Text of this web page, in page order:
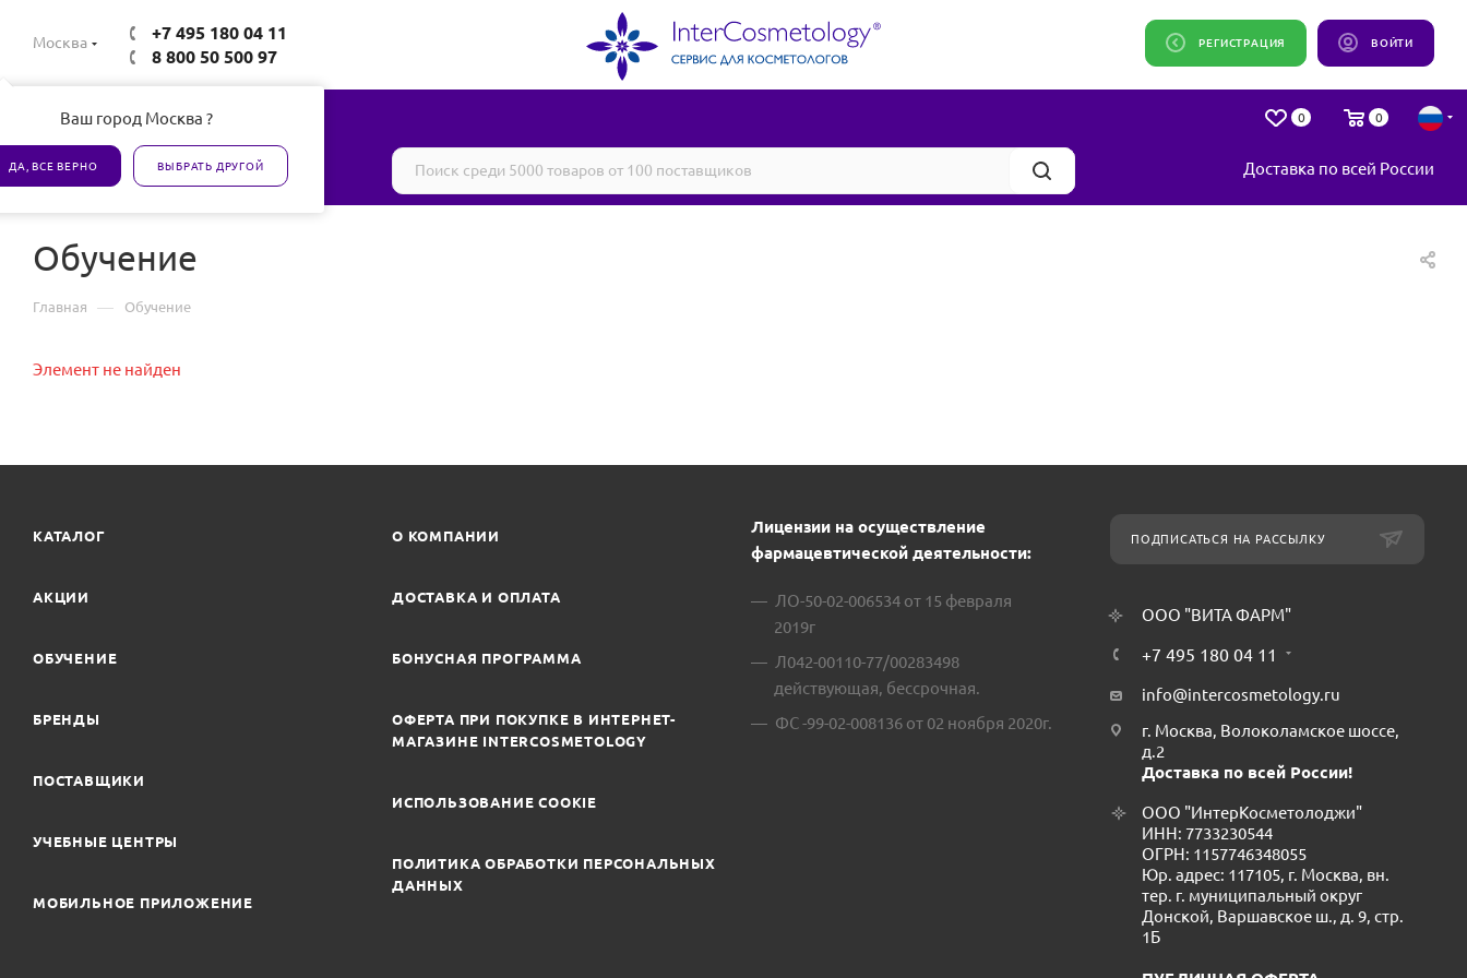
Москва
Ваш город Москва ?
ДА, ВСЕ ВЕРНО ВЫБРАТЬ ДРУГОЙ
+7 495 180 04 11
8 800 50 500 97
ВОЙТИ
РЕГИСТРАЦИЯ
0 0
Все товары сертифицированы Доставка по всей России
Обучение
Главная — Обучение
Элемент не найден
КАТАЛОГ
АКЦИИ
ОБУЧЕНИЕ
БРЕНДЫ
ПОСТАВЩИКИ
УЧЕБНЫЕ ЦЕНТРЫ
МОБИЛЬНОЕ ПРИЛОЖЕНИЕ
О КОМПАНИИ
ДОСТАВКА И ОПЛАТА
БОНУСНАЯ ПРОГРАММА
ОФЕРТА ПРИ ПОКУПКЕ В ИНТЕРНЕТ-
МАГАЗИНЕ INTERCOSMETOLOGY
ИСПОЛЬЗОВАНИЕ COOKIE
ПОЛИТИКА ОБРАБОТКИ ПЕРСОНАЛЬНЫХ
ДАННЫХ
Лицензии на осуществление
фармацевтической деятельности:
ЛО-50-02-006534 от 15 февраля
2019г
Л042-00110-77/00283498
действующая, бессрочная.
ФС -99-02-008136 от 02 ноября 2020г.
ПОДПИСАТЬСЯ НА РАССЫЛКУ
ООО "ВИТА ФАРМ"
+7 495 180 04 11
info@intercosmetology.ru
г. Москва, Волоколамское шоссе,
д.2
Доставка по всей России!
ООО "ИнтерКосметолоджи"
ИНН: 7733230544
ОГРН: 1157746348055
Юр. адрес: 117105, г. Москва, вн.
тер. г. муниципальный округ
Донской, Варшавское ш., д. 9, стр.
1Б